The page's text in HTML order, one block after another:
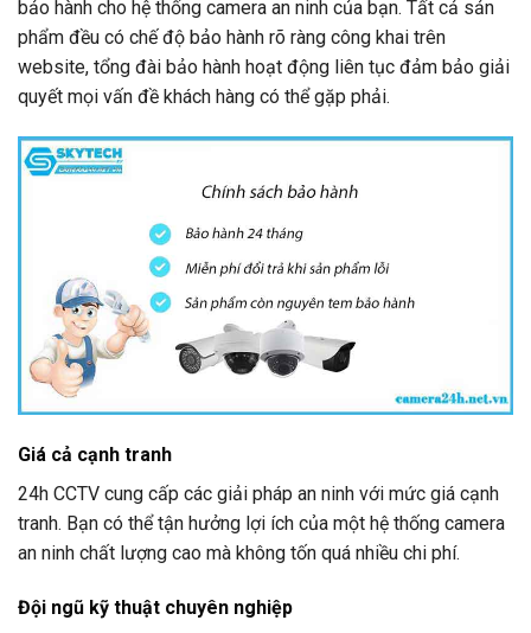
bảo hành cho hệ thống camera an ninh của bạn. Tất cả sản
phẩm đều có chế độ bảo hành rõ ràng công khai trên
website, tổng đài bảo hành hoạt động liên tục đảm bảo giải
quyết mọi vấn đề khách hàng có thể gặp phải.
Giá cả cạnh tranh
24h CCTV cung cấp các giải pháp an ninh với mức giá cạnh
tranh. Bạn có thể tận hưởng lợi ích của một hệ thống camera
an ninh chất lượng cao mà không tốn quá nhiều chi phí.
Đội ngũ kỹ thuật chuyên nghiệp